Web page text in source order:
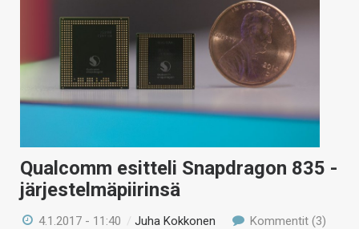
Qualcomm esitteli Snapdragon 835 -
järjestelmäpiirinsä
4.1.2017 - 11:40 /Juha Kokkonen Kommentit (3)